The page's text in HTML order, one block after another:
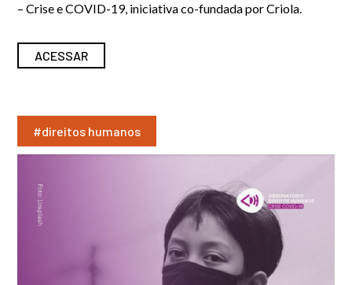
– Crise e COVID-19, iniciativa co-fundada por Criola.
ACESSAR
#direitos humanos